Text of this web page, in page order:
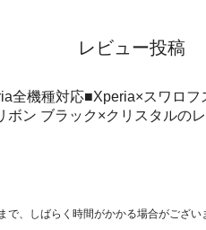
レビュー投稿
全機種対応■Xperia×スワロ
ボン ブラック×クリスタルの
、しばらく時間がかかる場合がござい